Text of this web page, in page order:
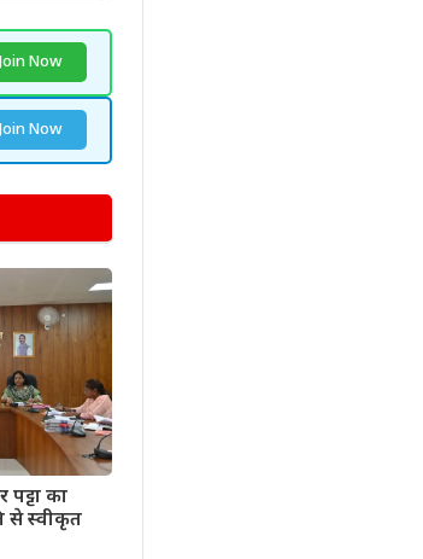
Join Now
Join Now
का
से स्वीकृत